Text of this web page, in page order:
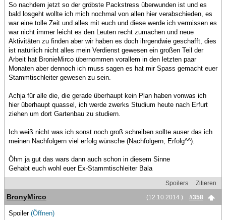
So nachdem jetzt so der gröbste Packstress überwunden ist und es
bald losgeht wollte ich mich nochmal von allen hier verabschieden, es
war eine tolle Zeit und alles mit euch und diese werde ich vermissen es
war nicht immer leicht es den Leuten recht zumachen und neue
Aktivitäten zu finden aber wir haben es doch ihrgendwie geschafft, dies
ist natürlich nicht alles mein Verdienst gewesen ein großen Teil der
Arbeit hat BronieMirco übernommen vorallem in den letzten paar
Monaten aber dennoch ich muss sagen es hat mir Spass gemacht euer
Stammtischleiter gewesen zu sein.
Achja für alle die, die gerade überhaupt kein Plan haben vonwas ich
hier überhaupt quassel, ich werde zwerks Studium heute nach Erfurt
ziehen um dort Gartenbau zu studiern.
Ich weiß nicht was ich sonst noch groß schreiben sollte auser das ich
meinen Nachfolgern viel erfolg wünsche (Nachfolgern, Erfolg^^).
Öhm ja gut das wars dann auch schon in diesem Sinne
Gehabt euch wohl euer Ex-Stammtischleiter Bala
Spoilers
Zitieren
(12.10.2014 )
#358
BronyMirco
Spoiler (Öffnen)